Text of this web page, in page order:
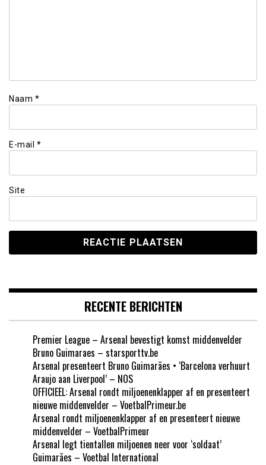
Naam *
E-mail *
Site
RECENTE BERICHTEN
Premier League – Arsenal bevestigt komst middenvelder
Bruno Guimaraes – starsporttv.be
Arsenal presenteert Bruno Guimarães • ‘Barcelona verhuurt
Araujo aan Liverpool’ – NOS
OFFICIEEL: Arsenal rondt miljoenenklapper af en presenteert
nieuwe middenvelder – VoetbalPrimeur.be
Arsenal rondt miljoenenklapper af en presenteert nieuwe
middenvelder – VoetbalPrimeur
Arsenal legt tientallen miljoenen neer voor ‘soldaat’
Guimarães – Voetbal International